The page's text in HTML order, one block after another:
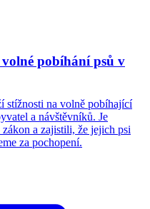
pobíhání psů v
stížnosti na volně pobíhající
a návštěvníků. Je
a zajistili, že jejich psi
za pochopení.